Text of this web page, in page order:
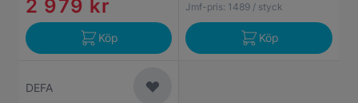
2 979 kr
Köp
Jmf-pris: 1489 / styck
Köp
DEFA